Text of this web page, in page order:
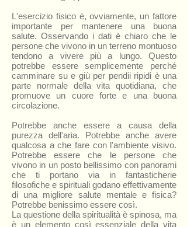
L'esercizio fisico è, ovviamente, un fattore
importante per mantenere una buona
salute. Osservando i dati è chiaro che le
persone che vivono in un terreno montuoso
tendono a vivere più a lungo. Questo
potrebbe essere semplicemente perché
camminare su e giù per pendii ripidi è una
parte normale della vita quotidiana, che
promuove un cuore forte e una buona
circolazione.
Potrebbe anche essere a causa della
purezza dell'aria. Potrebbe anche avere
qualcosa a che fare con l'ambiente visivo.
Potrebbe essere che le persone che
vivono in un posto bellissimo con panorami
che ti portano via in fantasticherie
filosofiche e spirituali godano effettivamente
di una migliore salute mentale e fisica?
Potrebbe benissimo essere così.
La questione della spiritualità è spinosa, ma
è un elemento così essenziale della vita